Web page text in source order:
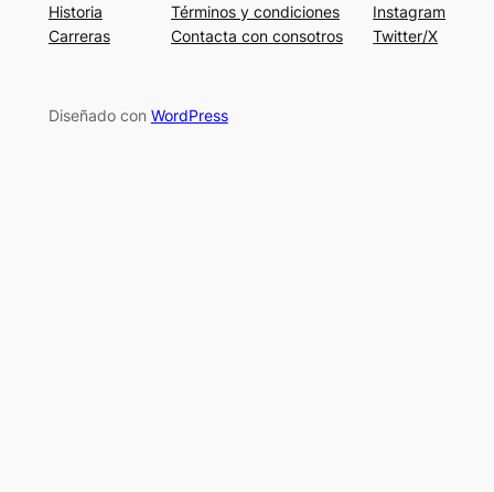
Historia
Carreras
Términos y condiciones
Contacta con consotros
Instagram
Twitter/X
Diseñado con WordPress